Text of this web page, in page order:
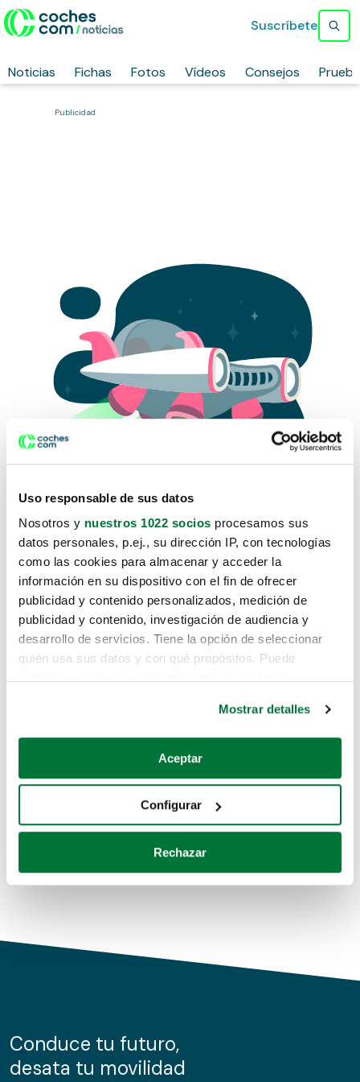
Uso responsable de sus datos
Nosotros y nuestros 1022 socios procesamos sus
datos personales, p.ej., su dirección IP, con tecnologías
como las cookies para almacenar y acceder la
información en su dispositivo con el fin de ofrecer
publicidad y contenido personalizados, medición de
publicidad y contenido, investigación de audiencia y
desarrollo de servicios. Tiene la opción de seleccionar
quién usa sus datos y con qué propósitos. Puede
Si lo permite, también quisiéramos:
Recopilar información sobre su ubicación geográfica
Identificar su dispositivo analizándolo activamente
para buscar características específicas (huellas
Obtenga más información sobre cómo se procesan sus
de cookies.
información sobre el uso que haga del sitio web con
nuestros partners de redes sociales, publicidad y análisis
Mostrar detalles
Aceptar
Configurar
Rechazar
Noticias Fichas Fotos Vídeos Consejos
Suscríbete
Publicidad
Lo sentimos, no sabemos como
te hemos traido hasta aquí.
Pero puedes encontrar el coche que estás
buscando en alguno de estos enlaces:
Coches de segunda mano
Coches de km0
Conduce tu futuro,
desata tu movilidad